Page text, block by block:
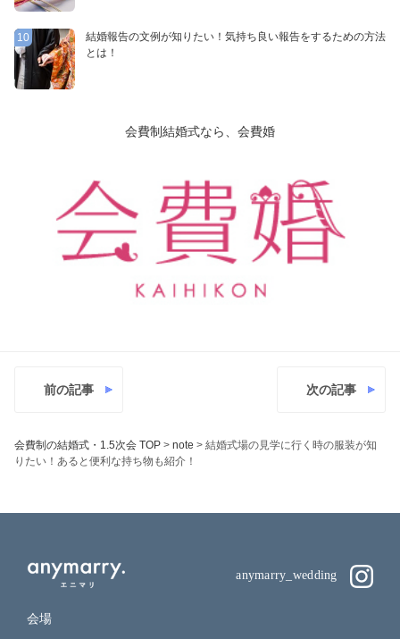
10
結婚報告の文例が知りたい！気持ち良い報告をするための方法
とは！
会費制結婚式なら、会費婚
前の記事 次の記事
会費制の結婚式・1.5次会 TOP > note > 結婚式場の見学に行く時の服装が知
りたい！あると便利な持ち物も紹介！
anymarry_wedding
会場